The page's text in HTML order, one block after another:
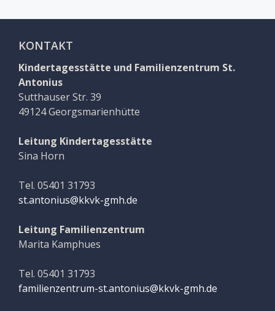
KONTAKT
Kindertagesstätte und Familienzentrum St.
Antonius
Sutthauser Str. 39
49124 Georgsmarienhütte
Leitung Kindertagesstätte
Sina Horn
Tel. 05401 31793
st.antonius@kkvk-gmh.de
Leitung Familienzentrum
Marita Kamphues
Tel. 05401 31793
familienzentrum-st.antonius@kkvk-gmh.de